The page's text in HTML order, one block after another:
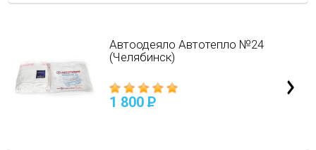
Автоодеяло Автотепло №24
(Челябинск)
1 800 P